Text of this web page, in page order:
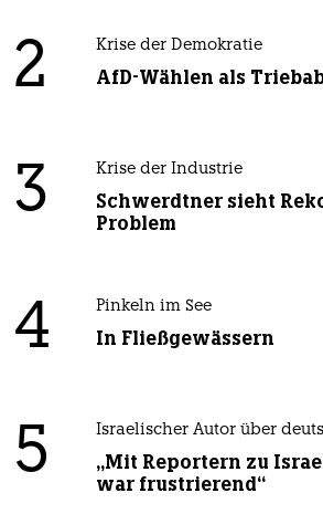
2 Krise der Demokratie
AfD-Wählen als
3 Krise der Industrie
Schwerdtner sieht
Problem
4 Pinkeln im See
In Fließgewässern
5 Israelischer Autor über
„Mit Reportern zu
war frustrierend“